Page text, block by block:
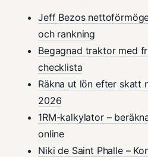
Jeff Bezos
och rankning
Begagnad traktor med
checklista
Räkna ut lön efter skatt
2026
1RM-kalkylator –
online
Niki de Saint Phalle –